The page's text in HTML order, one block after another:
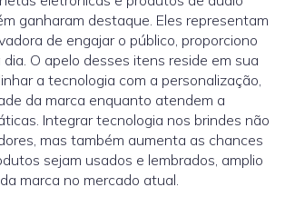
ganharam destaque. Eles representam
de engajar o público, proporciono
O apelo desses itens reside em sua
a tecnologia com a personalização,
da marca enquanto atendem a
Integrar tecnologia nos brindes não
mas também aumenta as chances
sejam usados e lembrados, amplio
marca no mercado atual.